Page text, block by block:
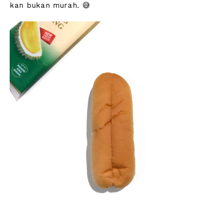
kan bukan murah. 😅